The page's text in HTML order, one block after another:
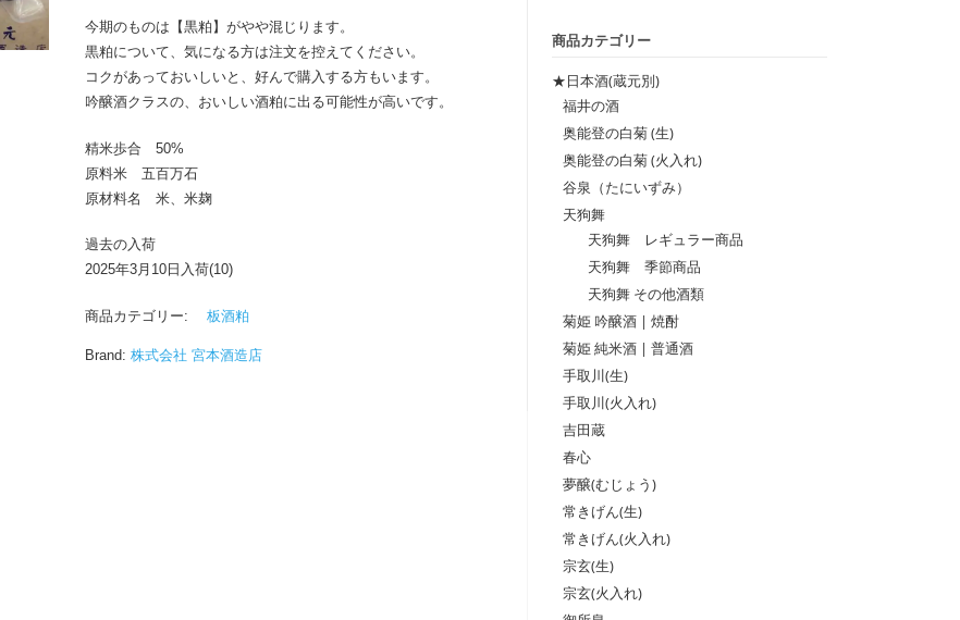
今期のものは【黒粕】がやや混じります。
黒粕について、気になる方は注文を控えてください。
コクがあっておいしいと、好んで購入する方もいます。
吟醸酒クラスの、おいしい酒粕に出る可能性が高いです。
精米歩合 50%
原料米 五百万石
原材料名 米、米麹
過去の入荷
2025年3月10日入荷(10)
商品カテゴリー: 板酒粕
Brand: 株式会社 宮本酒造店
商品カテゴリー
★日本酒(蔵元別)
福井の酒
奥能登の白菊 (生)
奥能登の白菊 (火入れ)
谷泉（たにいずみ）
天狗舞
天狗舞 レギュラー商品
天狗舞 季節商品
天狗舞 その他酒類
菊姫 吟醸酒 | 焼酎
菊姫 純米酒 | 普通酒
手取川(生)
手取川(火入れ)
吉田蔵
春心
夢醸(むじょう)
常きげん(生)
常きげん(火入れ)
宗玄(生)
宗玄(火入れ)